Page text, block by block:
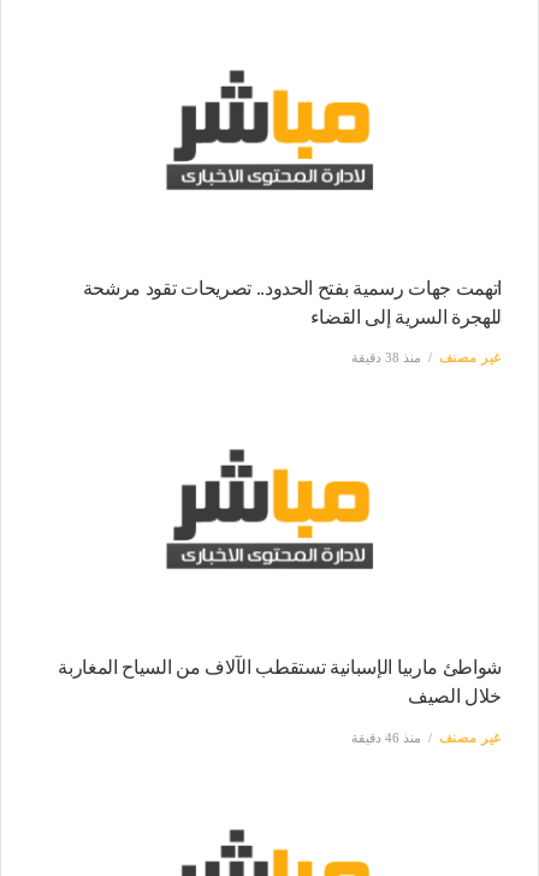
اتهمت جهات رسمية بفتح الحدود.. تصريحات تقود مرشحة
للهجرة السرية إلى القضاء
غير مصنف منذ 38 دقيقة
شواطئ ماربيا الإسبانية تستقطب الآلاف من السياح المغاربة
خلال الصيف
غير مصنف منذ 46 دقيقة